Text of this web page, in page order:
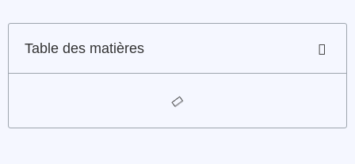
Table des matières